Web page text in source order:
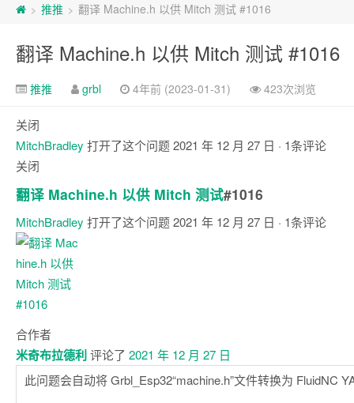
> 推推 > 翻译 Machine.h 以供 Mitch 测试 #1016
翻译 Machine.h 以供 Mitch 测试 #1016
推推 grbl 4年前 (2023-01-31) 423次浏览
关闭
MitchBradley 打开了这个问题2021 年 12 月 27 日 · 1条评论
关闭
翻译 Machine.h 以供 Mitch 测试#1016
MitchBradley 打开了这个问题2021 年 12 月 27 日 · 1条评论
注
释
合作者
米奇布拉德利评论了 2021 年 12 月 27 日
此问题会自动将 Grbl_Esp32“machine.h”文件转换为 FluidNC